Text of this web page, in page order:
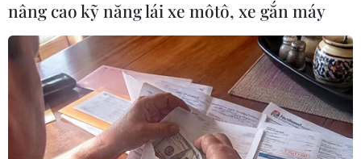
#Ứng dụng iPad
Cook
Theo dõi VietnamPlus
nâng cao kỹ năng lái xe môtô, xe gắn máy